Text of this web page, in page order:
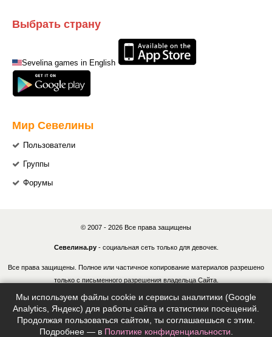
Выбрать страну
Sevelina games in English
Мир Севелины
Пользователи
Группы
Форумы
© 2007 - 2026 Все права защищены
Севелина.ру- социальная сеть только для девочек.
Все права защищены. Полное или частичное копирование материалов разрешено
только с письменного разрешения владельца Сайта.
В случае обнаружения нарушений, виновные лица могут быть привлечены к
ответственности в соответствии с действующим законодательством Российской
Федерации.
Мы используем файлы cookie и сервисы аналитики (Google
Analytics, Яндекс) для работы сайта и статистики посещений.
Продолжая пользоваться сайтом, ты соглашаешься с этим.
Подробнее — в Политике конфиденциальности